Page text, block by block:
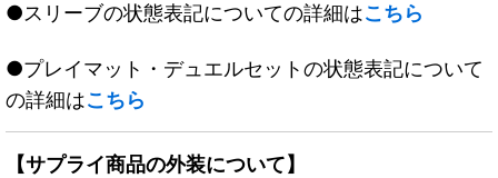
●スリーブの状態表記についての詳細はこちら
●プレイマット・デュエルセットの状態表記について
の詳細はこちら
【サプライ商品の外装について】